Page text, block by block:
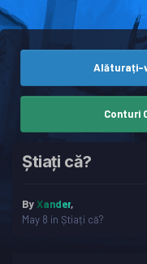
Alăturați-
Conturi
Ştiaţi că?
ByXander,
May 8 in Știați că?